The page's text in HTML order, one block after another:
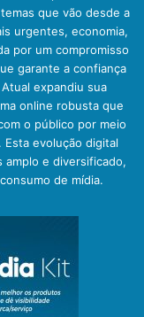
que vão desde a
urgentes, economia,
por um compromisso
garante a confiança
expandiu sua
online robusta que
o público por meio
evolução digital
amplo e diversificado,
de mídia.